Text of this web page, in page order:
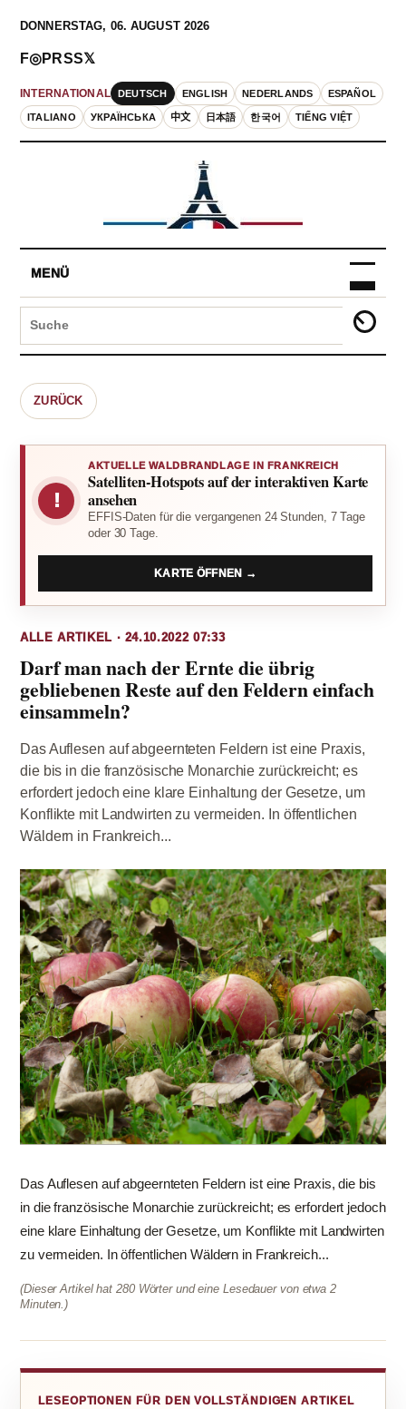
DONNERSTAG, 06. AUGUST 2026
INTERNATIONAL DEUTSCH ENGLISH NEDERLANDS ESPAÑOL
ITALIANO УКРАЇНСЬКА 中文 日本語 한국어 TIẾNG VIỆT
F◎PRSS𝕏
MENÜ
ZURÜCK
!
AKTUELLE WALDBRANDLAGE IN FRANKREICH
Satelliten-Hotspots auf der interaktiven Karte
ansehen
EFFIS-Daten für die vergangenen 24 Stunden, 7 Tage
oder 30 Tage.
KARTE ÖFFNEN →
ALLE ARTIKEL · 24.10.2022 07:33
Darf man nach der Ernte die übrig
gebliebenen Reste auf den Feldern einfach
einsammeln?
Das Auflesen auf abgeernteten Feldern ist eine Praxis,
die bis in die französische Monarchie zurückreicht; es
erfordert jedoch eine klare Einhaltung der Gesetze, um
Konflikte mit Landwirten zu vermeiden. In öffentlichen
Wäldern in Frankreich...
Das Auflesen auf abgeernteten Feldern ist eine Praxis, die bis
in die französische Monarchie zurückreicht; es erfordert jedoch
eine klare Einhaltung der Gesetze, um Konflikte mit Landwirten
zu vermeiden. In öffentlichen Wäldern in Frankreich...
(Dieser Artikel hat 280 Wörter und eine Lesedauer von etwa 2
Minuten.)
LESEOPTIONEN FÜR DEN VOLLSTÄNDIGEN ARTIKEL